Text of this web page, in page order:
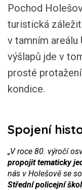
Pochod
turistická
v tamním areálu
výšlapů jde v
prosté
kondice.
Spojení
„V roce 80. výročí
propojit tematicky
nás v Holešově se
Střední policejní